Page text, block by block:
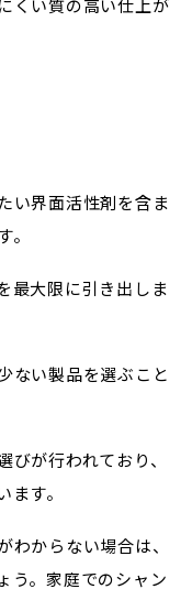
くい質の高い仕上が
い界面活性剤を含ま
。
最大限に引き出しま
ない製品を選ぶこと
が行われており、
す。
わからない場合は、
う。家庭でのシャン